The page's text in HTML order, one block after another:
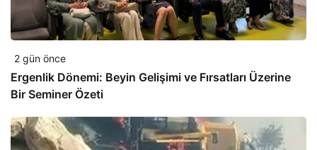
2 gün önce
Ergenlik Dönemi: Beyin Gelişimi ve Fırsatları Üzerine
Bir Seminer Özeti